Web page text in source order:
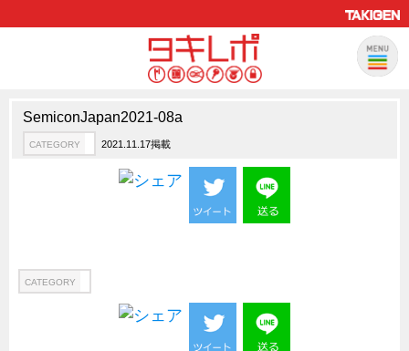
CATEGORY
新製品ロケットニュース
ハイセキュリティ錠前TAKシリーズ
SemiconJapan2021-08a
CATEGORY 2021.11.17掲載
CATEGORY